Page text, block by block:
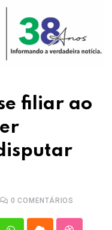
filiar ao
0 COMENTÁRIOS